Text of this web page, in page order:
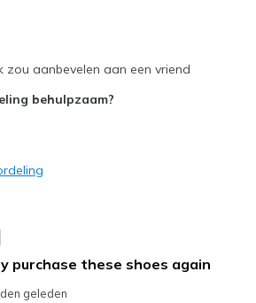
Feels true to size
Shoes are for Wearing
zou aanbevelen aan een vriend
behulpzaam?
purchase these shoes again
geleden